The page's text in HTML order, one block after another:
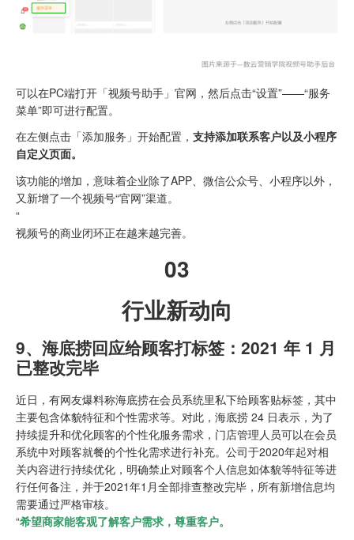
可以在PC端打开「视频号助手」官网，然后点击“设置”——“服务
菜单”即可进行配置。
在左侧点击「添加服务」开始配置， 支持添加联系客户以及小程序
自定义页面。
该功能的增加，意味着企业除了APP、微信公众号、小程序以外，
又新增了一个视频号“官网”渠道。
“
视频号的商业闭环正在越来越完善。
03
行业新动向
9、海底捞回应给顾客打标签：2021 年 1 月
已整改完毕
近日，有网友爆料称海底捞在会员系统里私下给顾客贴标签，其中
主要包含体貌特征和个性需求等。对此，海底捞 24 日表示，为了
持续提升和优化顾客的个性化服务需求，门店管理人员可以在会员
系统中对顾客就餐的个性化需求进行补充。公司于2020年起对相
关内容进行持续优化，明确禁止对顾客个人信息如体貌等特征等进
行任何备注，并于2021年1月全部排查整改完毕，所有新增信息均
需要通过严格审核。
“希望商家能客观了解客户需求，尊重客户。